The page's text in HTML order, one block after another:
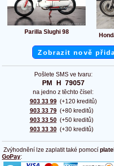
Parilla Slughi 98
Zobrazit nově
Pošlete SMS ve tvaru:
PM  H  79057
na jedno z těchto čísel:
903 33 99
903 33 79
903 33 50
903 33 30
(+120 kreditů)
(+80 kreditů)
(+50 kreditů)
(+30 kreditů)
Zvýhodnění lze zaplatit také pomocí
GoPay: